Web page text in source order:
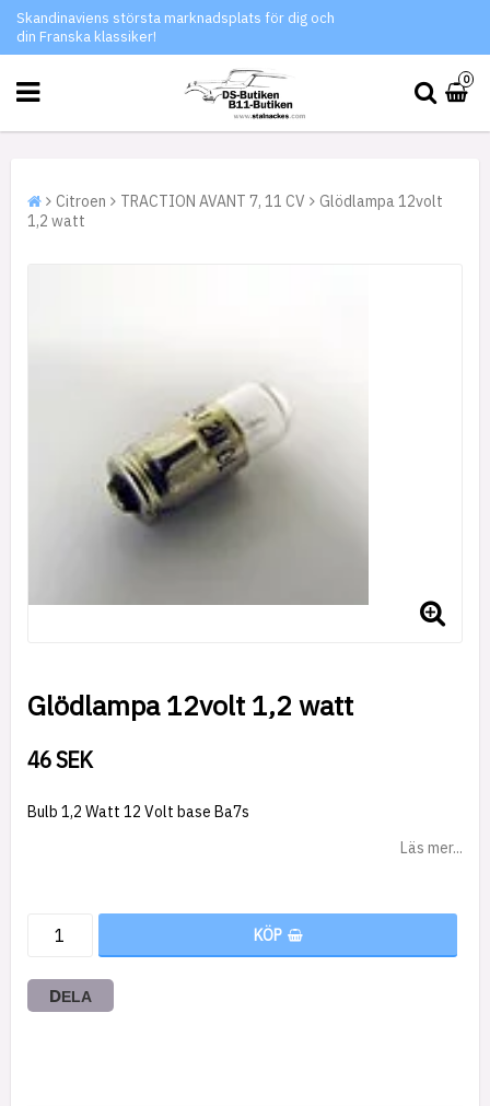
Skandinaviens största marknadsplats för dig och
din Franska klassiker!
0
Citroen TRACTION AVANT 7, 11 CV
Glödlampa 12volt
1,2 watt
Glödlampa 12volt 1,2 watt
46 SEK
Bulb 1,2 Watt 12 Volt base Ba7s
Läs mer...
KÖP
DELA